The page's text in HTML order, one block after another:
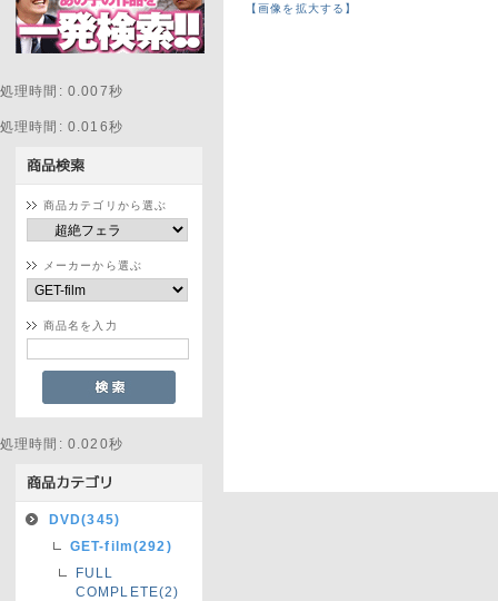
処理時間: 0.007秒
処理時間: 0.016秒
商品カテゴリから選ぶ
メーカーから選ぶ
商品名を入力
処理時間: 0.020秒
DVD(345)
GET-film(292)
FULL
COMPLETE(2)
【画像を拡大する】